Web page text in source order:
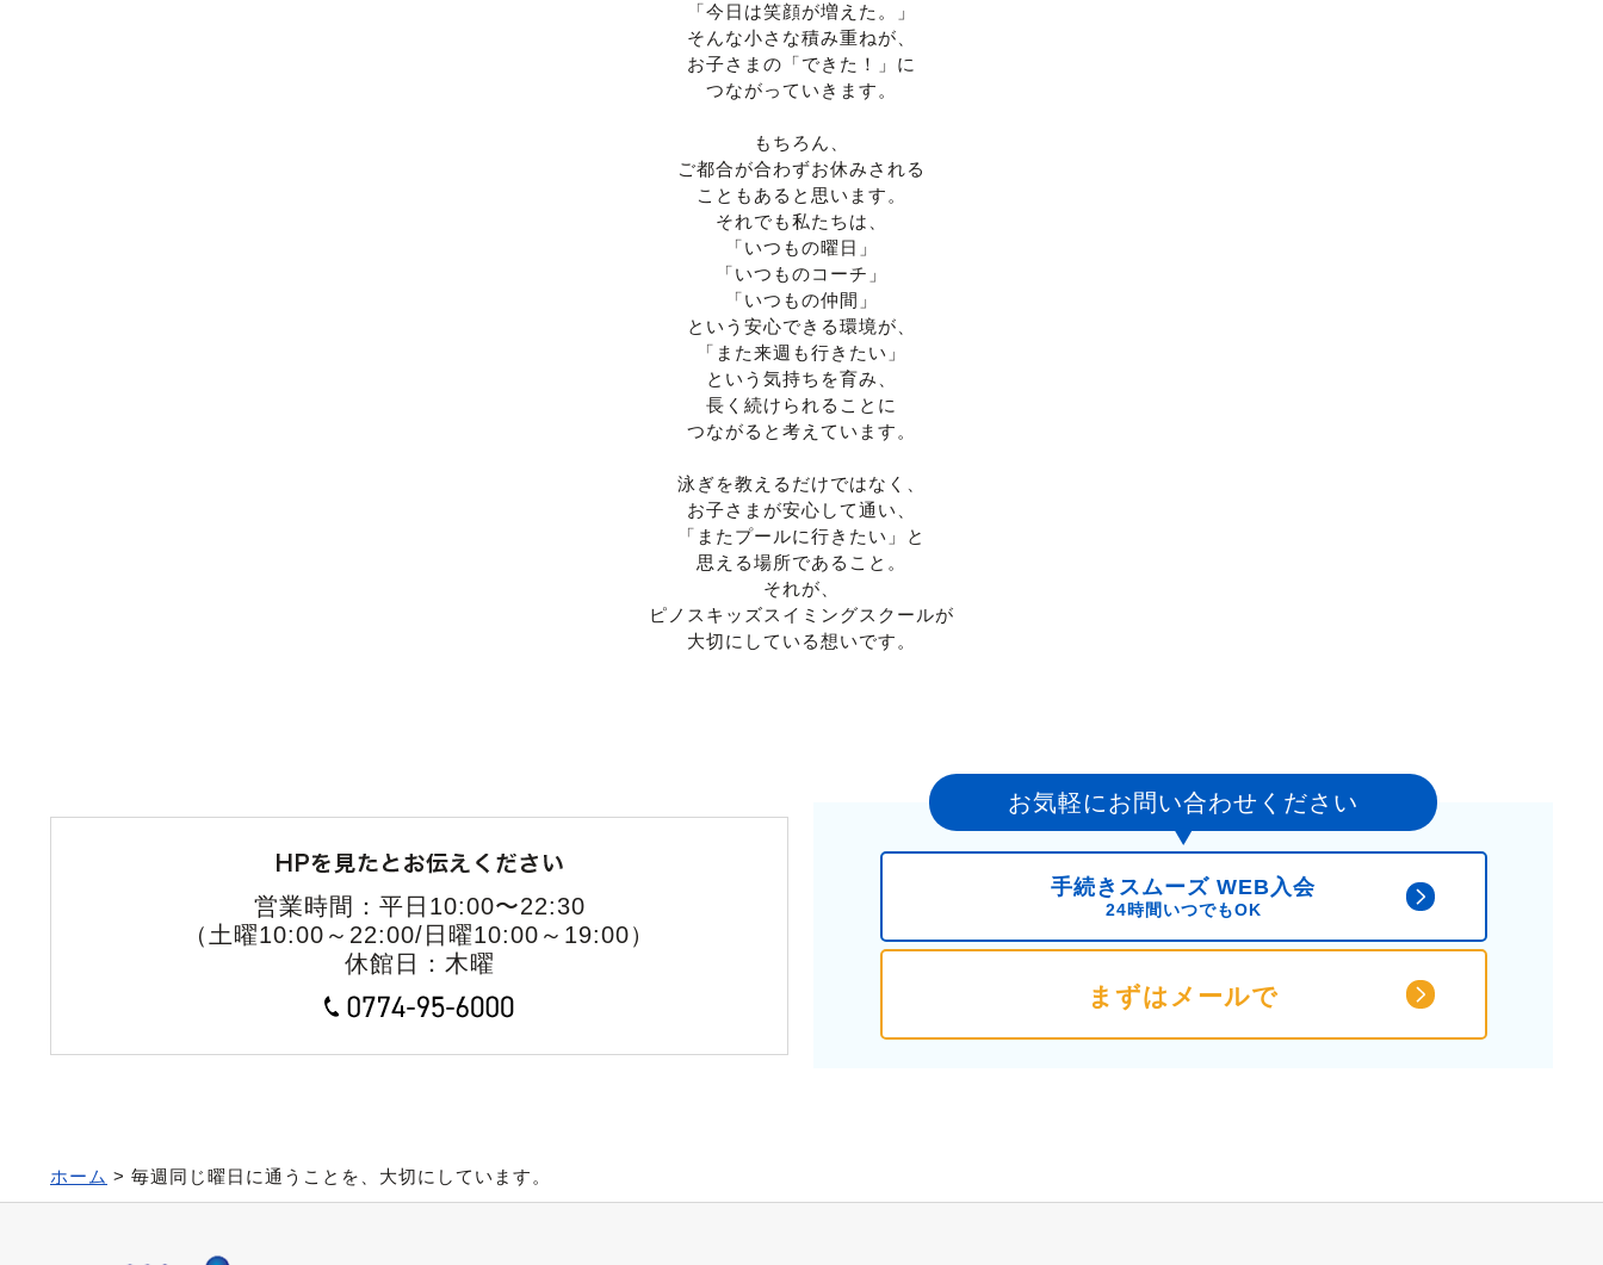
「今日は笑顔が増えた。」
そんな小さな積み重ねが、
お子さまの「できた！」に
つながっていきます。
もちろん、
ご都合が合わずお休みされる
こともあると思います。
それでも私たちは、
「いつもの曜日」
「いつものコーチ」
「いつもの仲間」
という安心できる環境が、
「また来週も行きたい」
という気持ちを育み、
長く続けられることに
つながると考えています。
泳ぎを教えるだけではなく、
お子さまが安心して通い、
「またプールに行きたい」と
思える場所であること。
それが、
ピノスキッズスイミングスクールが
大切にしている想いです。
営業時間：平日10:00〜22:30
（土曜10:00～22:00/日曜10:00～19:00）
休館日：木曜
お気軽にお問い合わせください
手続きスムーズ WEB入会
24時間いつでもOK
まずはメールで
ホーム > 毎週同じ曜日に通うことを、大切にしています。